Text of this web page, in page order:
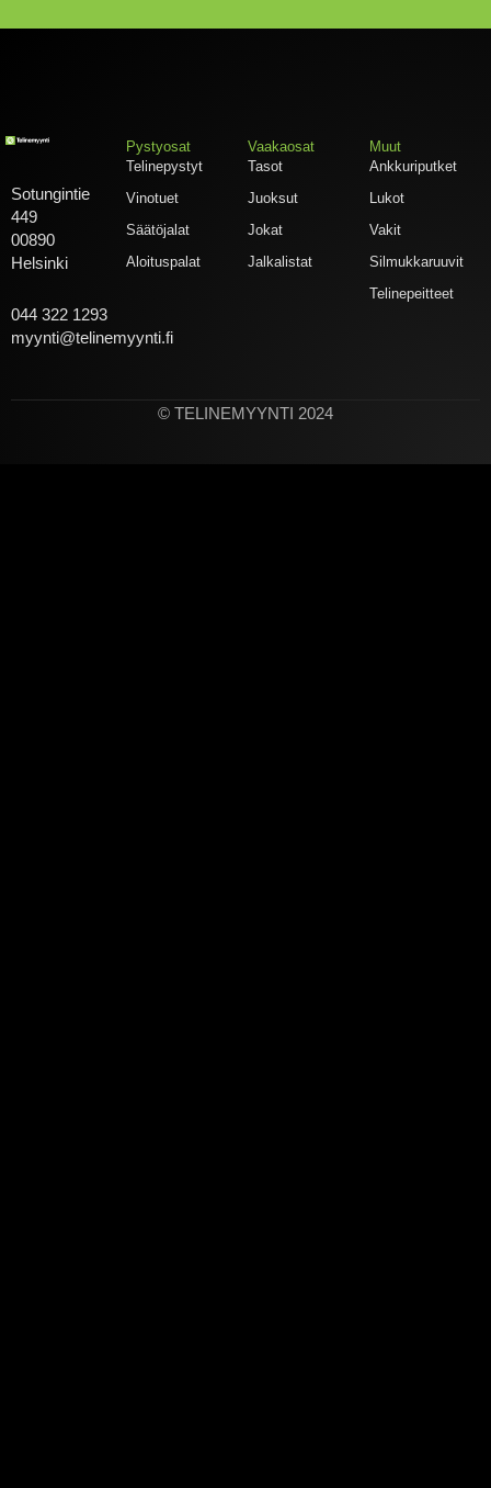
Sotungintie
449
00890
Helsinki
044 322 1293
myynti@telinemyynti.fi
Pystyosat
Telinepystyt
Vinotuet
Säätöjalat
Aloituspalat
Vaakaosat
Tasot
Juoksut
Jokat
Jalkalistat
Muut
Ankkuriputket
Lukot
Vakit
Silmukkaruuvit
Telinepeitteet
© TELINEMYYNTI 2024